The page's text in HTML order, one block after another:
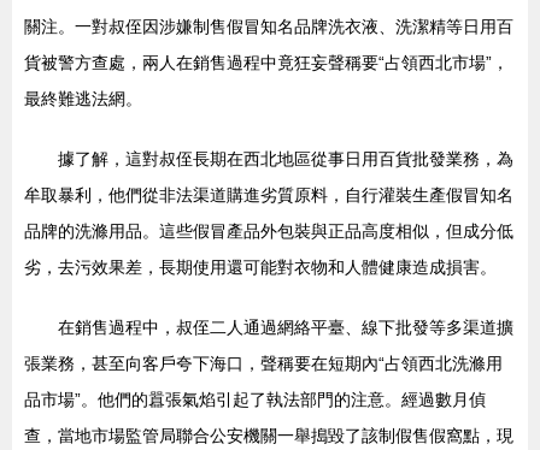
關注。一對叔侄因涉嫌制售假冒知名品牌洗衣液、洗潔精等日用百
貨被警方查處，兩人在銷售過程中竟狂妄聲稱要“占領西北市場”，
最終難逃法網。
據了解，這對叔侄長期在西北地區從事日用百貨批發業務，為
牟取暴利，他們從非法渠道購進劣質原料，自行灌裝生產假冒知名
品牌的洗滌用品。這些假冒產品外包裝與正品高度相似，但成分低
劣，去污效果差，長期使用還可能對衣物和人體健康造成損害。
在銷售過程中，叔侄二人通過網絡平臺、線下批發等多渠道擴
張業務，甚至向客戶夸下海口，聲稱要在短期內“占領西北洗滌用
品市場”。他們的囂張氣焰引起了執法部門的注意。經過數月偵
查，當地市場監管局聯合公安機關一舉搗毀了該制假售假窩點，現